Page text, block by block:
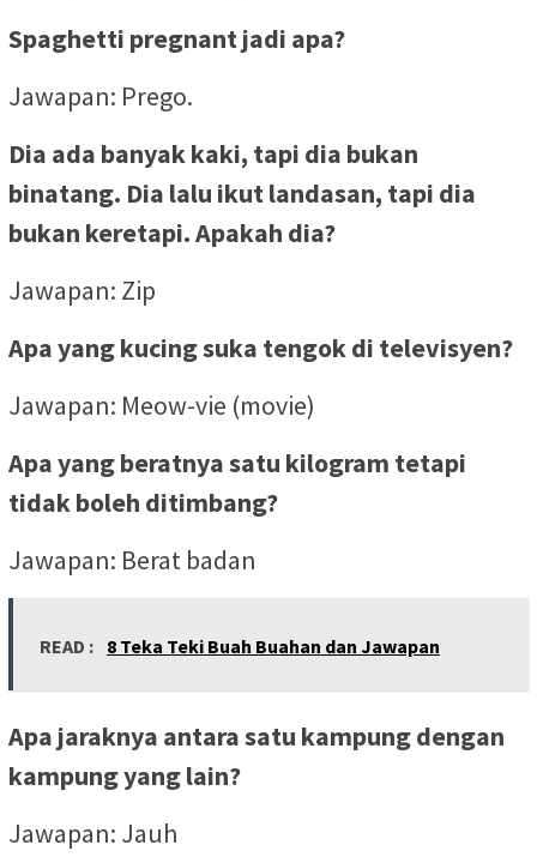
Spaghetti pregnant jadi apa?
Jawapan: Prego.
Dia ada banyak kaki, tapi dia bukan
binatang. Dia lalu ikut landasan, tapi dia
bukan keretapi. Apakah dia?
Jawapan: Zip
Apa yang kucing suka tengok di televisyen?
Jawapan: Meow-vie (movie)
Apa yang beratnya satu kilogram tetapi
tidak boleh ditimbang?
Jawapan: Berat badan
READ : 8 Teka Teki Buah Buahan dan Jawapan
Apa jaraknya antara satu kampung dengan
kampung yang lain?
Jawapan: Jauh